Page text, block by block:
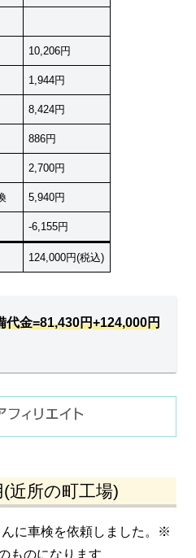
10,206円
1,944円
8,424円
886円
2,700円
5,940円
-6,155円
124,000円(税込)
代金=81,430円+124,000円
近所の町工場)
に車検を依頼しました。※
ものになります